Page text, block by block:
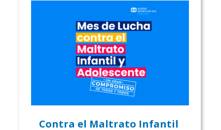
Contra el Maltrato Infantil